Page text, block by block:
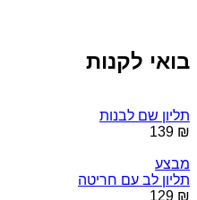
בואי לקנות
תליון שם לבנות
₪ 139
מבצע
תליון לב עם חריטה
₪ 129